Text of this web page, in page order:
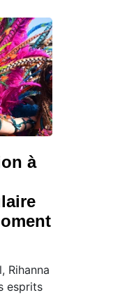
à
Rihanna
esprits